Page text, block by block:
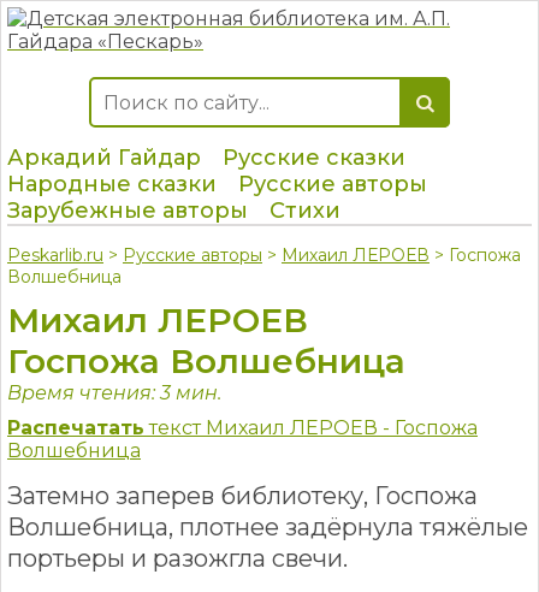
Аркадий Гайдар
Русские сказки
Народные сказки
Русские авторы
Зарубежные авторы
Стихи
Peskarlib.ru > Русские авторы > Михаил ЛЕРОЕВ > Госпожа
Волшебница
Михаил ЛЕРОЕВ
Госпожа Волшебница
Время чтения: 3 мин.
Распечатать текст Михаил ЛЕРОЕВ - Госпожа
Волшебница
Затемно заперев библиотеку, Госпожа
Волшебница, плотнее задёрнула тяжёлые
портьеры и разожгла свечи.